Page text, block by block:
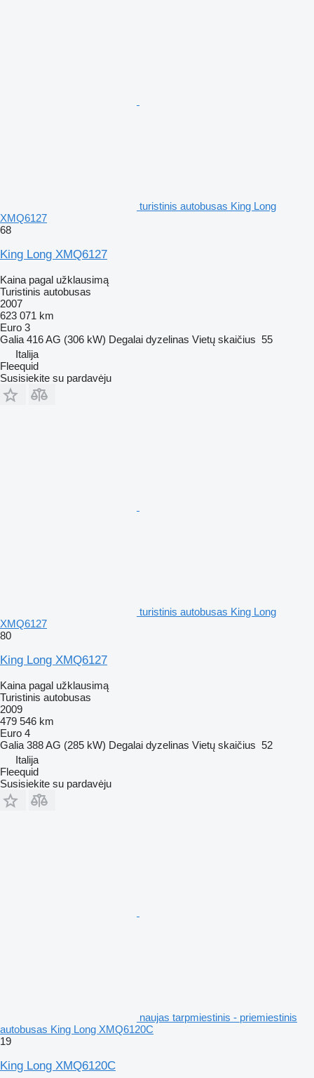
turistinis autobusas King Long
XMQ6127
68
King Long XMQ6127
Kaina pagal užklausimą
Turistinis autobusas
2007
623 071 km
Euro 3
Galia 416 AG (306 kW) Degalai dyzelinas Vietų skaičius 55
Italija
Fleequid
Susisiekite su pardavėju
turistinis autobusas King Long
XMQ6127
80
King Long XMQ6127
Kaina pagal užklausimą
Turistinis autobusas
2009
479 546 km
Euro 4
Galia 388 AG (285 kW) Degalai dyzelinas Vietų skaičius 52
Italija
Fleequid
Susisiekite su pardavėju
naujas tarpmiestinis - priemiestinis
autobusas King Long XMQ6120C
19
King Long XMQ6120C